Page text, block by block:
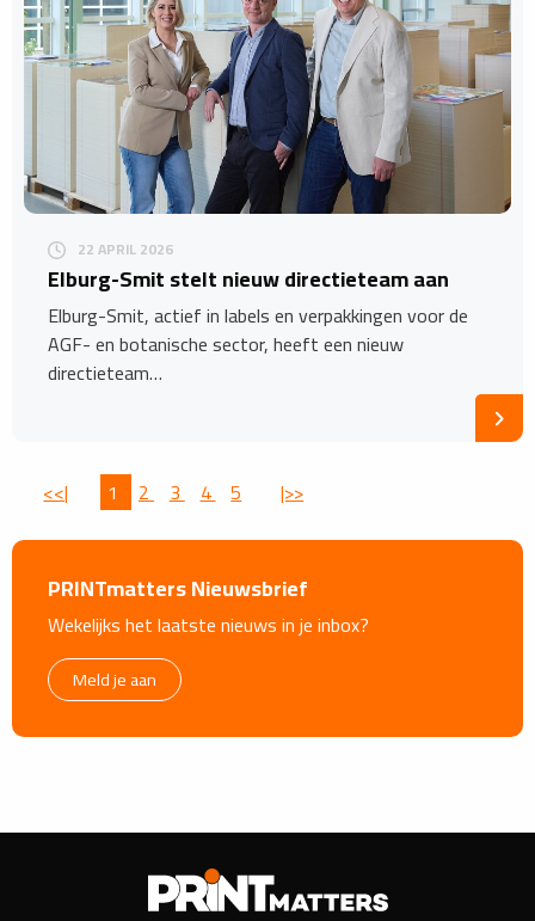
22 APRIL 2026
​Elburg-Smit stelt nieuw directieteam aan
Elburg-Smit, actief in labels en verpakkingen voor de
AGF- en botanische sector, heeft een nieuw
directieteam…
<<| 1 2 3 4 5 |>>
PRINTmatters Nieuwsbrief
Wekelijks het laatste nieuws in je inbox?
Meld je aan